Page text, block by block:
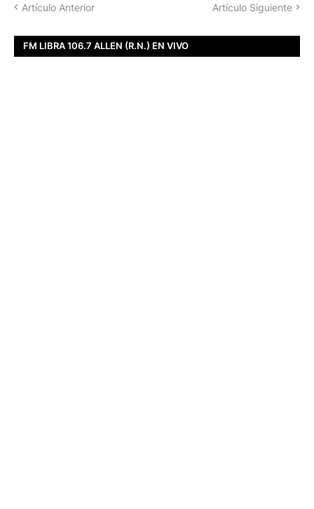
Artículo Anterior Artículo Siguiente
FM LIBRA 106.7 ALLEN (R.N.) EN VIVO